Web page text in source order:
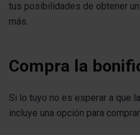
tus posibilidades de obtener
más.
Compra la
Si lo tuyo no es esperar a que
incluye una opción para